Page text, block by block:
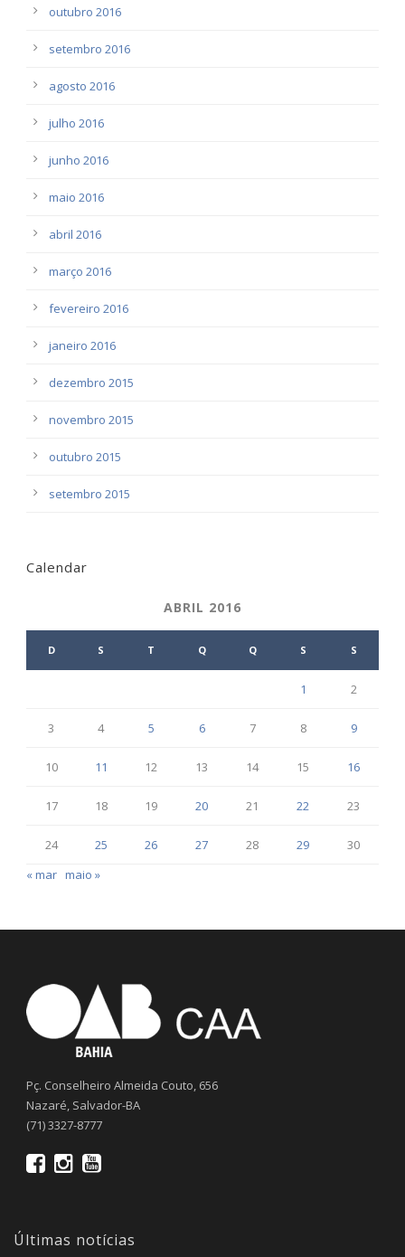
outubro 2016
setembro 2016
agosto 2016
julho 2016
junho 2016
maio 2016
abril 2016
março 2016
fevereiro 2016
janeiro 2016
dezembro 2015
novembro 2015
outubro 2015
setembro 2015
Calendar
ABRIL 2016
D S T Q Q S S
1 2
3 4 5 6 7 8 9
10 11 12 13 14 15 16
17 18 19 20 21 22 23
24 25 26 27 28 29
30
« mar maio »
Pç. Conselheiro Almeida Couto, 656
Nazaré, Salvador-BA
(71) 3327-8777
Últimas notícias